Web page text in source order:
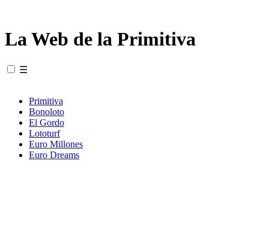
La Web de la Primitiva
☰
Primitiva
Bonoloto
El Gordo
Lototurf
Euro Millones
Euro Dreams